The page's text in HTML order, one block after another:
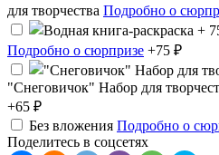
для творчества Подробно о
Подробно о сюрпризе +75 ₽
"Снеговичок" Набор для
+65 ₽
Без вложения Подробно о
Поделитесь в соцсетях